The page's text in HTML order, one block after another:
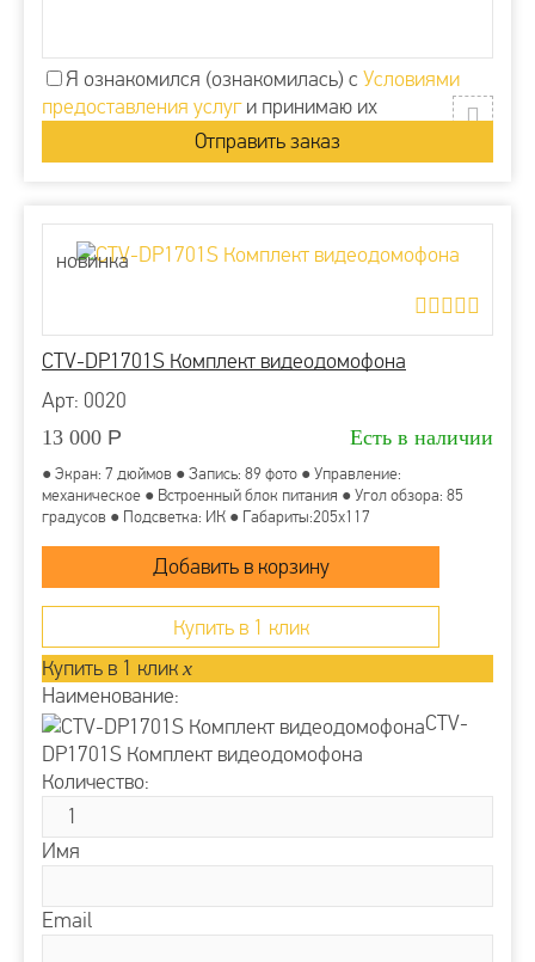
Я ознакомился (ознакомилась) с Условиями
предоставления услуги принимаю их
новинка
CTV-DP1701S Комплект видеодомофона
Арт: 0020
13 000 Р Есть в наличии
● Экран: 7 дюймов ● Запись: 89 фото ● Управление:
механическое ● Встроенный блок питания ● Угол обзора: 85
градусов ● Подсветка: ИК ● Габариты:205x117
Купить в 1 клик
Купить в 1 клик x
Наименование:
CTV-
DP1701S Комплект видеодомофона
Количество:
Имя
Email